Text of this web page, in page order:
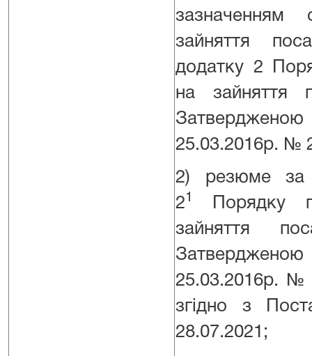
зазначенням
зайняття
додатку 2
на зайняття
25.03.2016р. №
2) резюме за
21
Порядку
зайняття
25.03.2016р. №
згідно з
28.07.2021;